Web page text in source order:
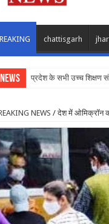
chattisgarh
प्रदेश के सभी उच्च शिक्षण
NEWS / देश में ओमिक्रॉन